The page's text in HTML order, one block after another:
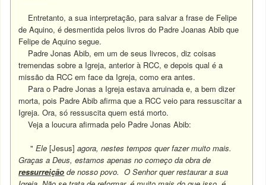
Entretanto, a sua interpretação, para salvar a frase de Felipe
de Aquino, é desmentida pelos livros do Padre Joanas Abib que
Felipe de Aquino segue.
Padre Jonas Abib, em um de seus livrecos, diz coisas
tremendas sobre a Igreja, anterior à RCC, e depois qual é a
missão da RCC em face da Igreja, como era antes.
Para o Padre Jonas a Igreja estava arruinada e, a bem dizer
morta, pois Padre Abib afirma que a RCC veio para ressuscitar a
Igreja. Ora, só ressuscita quem está morto.
Veja a loucura afirmada pelo Padre Jonas Abib:
"Ele [Jesus]agora, nestes tempos quer fazer muito mais.
Graças a Deus, estamos apenas no começo da obra de
ressurreição de nosso povo. O Senhor quer restaurar a sua